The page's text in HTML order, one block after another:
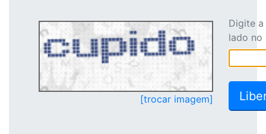
[trocar imagem]
Digite
lado no